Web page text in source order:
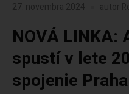
27. novembra 2024 autor
NOVÁ LINKA:
spustí v lete
spojenie